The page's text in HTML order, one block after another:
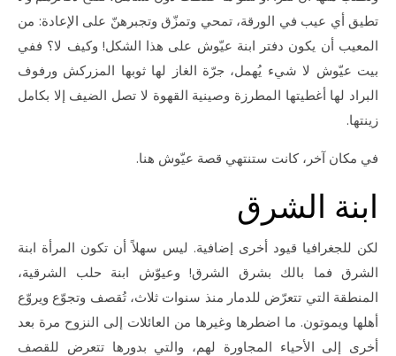
تطيق أي عيب في الورقة، تمحي وتمزّق وتجبرهنّ على الإعادة: من
المعيب أن يكون دفتر ابنة عيّوش على هذا الشكل! وكيف لا؟ ففي
بيت عيّوش لا شيء يُهمل، جرّة الغاز لها ثوبها المزركش ورفوف
البراد لها أغطيتها المطرزة وصينية القهوة لا تصل الضيف إلا بكامل
زينتها.
في مكان آخر، كانت ستنتهي قصة عيّوش هنا.
ابنة الشرق
لكن للجغرافيا قيود أخرى إضافية. ليس سهلاً أن تكون المرأة ابنة
الشرق فما بالك بشرق الشرق! وعيوّش ابنة حلب الشرقية،
المنطقة التي تتعرّض للدمار منذ سنوات ثلاث، تُقصف وتجوّع ويروّع
أهلها ويموتون. ما اضطرها وغيرها من العائلات إلى النزوح مرة بعد
أخرى إلى الأحياء المجاورة لهم، والتي بدورها تتعرض للقصف